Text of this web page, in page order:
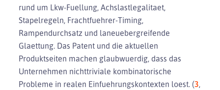
rund um Lkw-Fuellung, Achslastlegalitaet,
Stapelregeln, Frachtfuehrer-Timing,
Rampendurchsatz und laneuebergreifende
Glaettung. Das Patent und die aktuellen
Produktseiten machen glaubwuerdig, dass das
Unternehmen nichttriviale kombinatorische
Probleme in realen Einfuehrungskontexten loest. (3,